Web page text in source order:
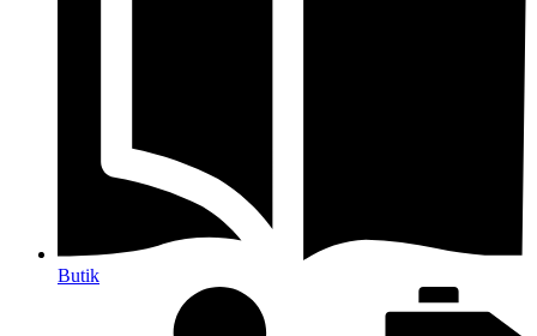
Butik